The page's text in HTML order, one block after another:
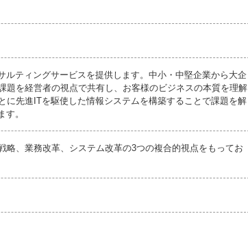
ルティングサービスを提供します。中小・中堅企業から大企
題を経営者の視点で共有し、お客様のビジネスの本質を理解
に先進ITを駆使した情報システムを構築することで課題を解
。
略、業務改革、システム改革の3つの複合的視点をもってお